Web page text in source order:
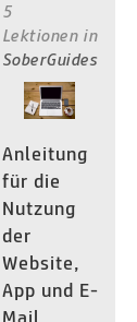
5
Lektionen in
SoberGuides
Anleitung
für die
Nutzung
der
Website,
App und E-